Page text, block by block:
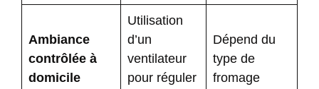
Ambiance
contrôlée à
domicile
Utilisation
d’un
ventilateur
pour réguler
Dépend du
type de
fromage